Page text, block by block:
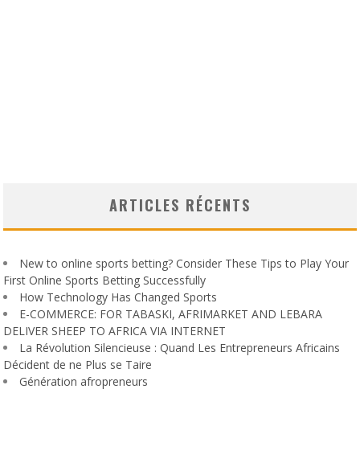
ARTICLES RÉCENTS
New to online sports betting? Consider These Tips to Play Your
First Online Sports Betting Successfully
How Technology Has Changed Sports
E-COMMERCE: FOR TABASKI, AFRIMARKET AND LEBARA
DELIVER SHEEP TO AFRICA VIA INTERNET
La Révolution Silencieuse : Quand Les Entrepreneurs Africains
Décident de ne Plus se Taire
Génération afropreneurs